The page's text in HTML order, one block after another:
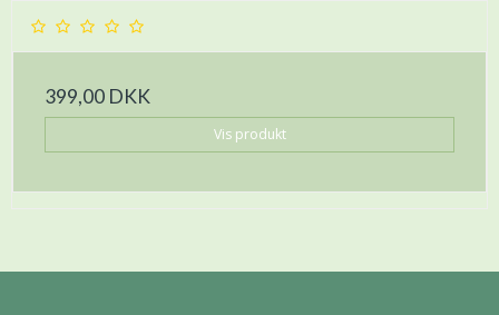
399,00 DKK
Vis produkt